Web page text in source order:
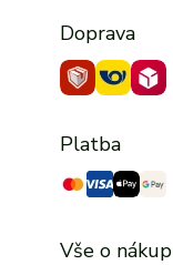
Doprava
Platba
Vše o